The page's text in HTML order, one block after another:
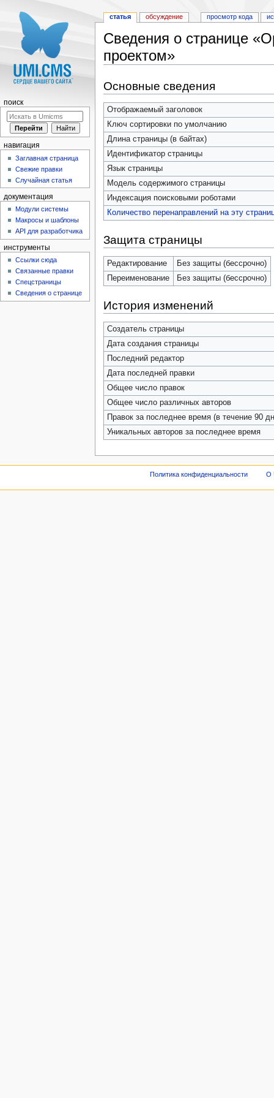
Сведения о странице
проектом»
Основные сведения
Отображаемый заголовок
Ключ сортировки по умолчанию
Длина страницы (в байтах)
Идентификатор страницы
Язык страницы
Модель содержимого страницы
Индексация поисковыми роботами
Количество перенаправлений на эту
Защита страницы
Редактирование
Без защиты (бессрочно)
Переименование
Без защиты (бессрочно)
История изменений
Создатель страницы
Дата создания страницы
Последний редактор
Дата последней правки
Общее число правок
Общее число различных авторов
Правок за последнее время (в течение 90
Уникальных авторов за последнее время
статья обсуждение просмотр кода
поиск
навигация
Заглавная страница
Свежие правки
Случайная статья
документация
Модули системы
Макросы и шаблоны
API для разработчика
инструменты
Ссылки сюда
Связанные правки
Спецстраницы
Сведения о странице
Политика конфиденциальности О